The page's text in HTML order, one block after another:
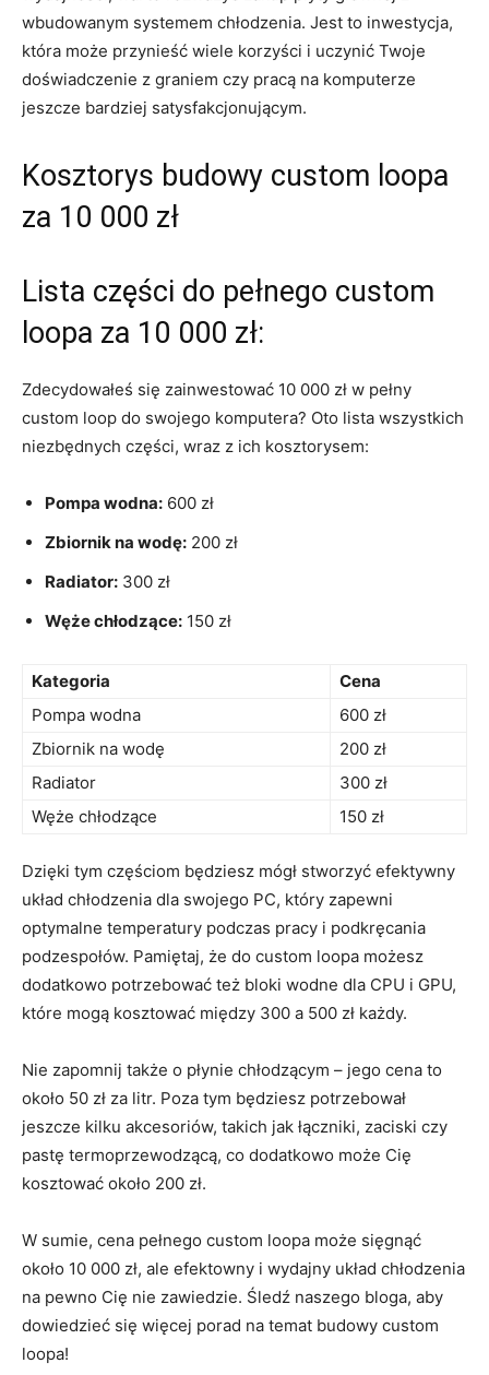
⁣wbudowanym systemem chłodzenia. Jest to inwestycja,
która może przynieść wiele korzyści i ‌uczynić Twoje
doświadczenie z⁣ graniem ⁤czy pracą‍ na⁢ komputerze
jeszcze bardziej ‌satysfakcjonującym.
Kosztorys budowy custom loopa‌
za 10 000 zł
Lista ⁢części⁣ do pełnego custom
loopa za 10 000 zł:
Zdecydowałeś⁢ się ‍zainwestować 10 000 zł w pełny
custom loop do swojego komputera? Oto lista wszystkich
niezbędnych części, wraz z ich kosztorysem:
Pompa wodna: ⁣600 zł
Zbiornik na wodę: 200 zł
Radiator: 300⁣ zł
Węże chłodzące: 150 zł
Kategoria
Cena
Pompa wodna
600 zł
Zbiornik na ​wodę
200 zł
Radiator
300 ‍zł
Węże chłodzące
150 zł
Dzięki tym częściom będziesz mógł stworzyć efektywny
układ chłodzenia dla‍ swojego‍ PC, który zapewni ​
optymalne ⁤temperatury podczas pracy‍ i ⁢podkręcania
podzespołów. Pamiętaj, że‌ do custom⁢ loopa możesz
dodatkowo ⁢potrzebować też bloki wodne dla CPU i GPU,
które ⁣mogą kosztować​ między⁤ 300 a 500 zł każdy.
Nie zapomnij także o płynie chłodzącym – jego cena to
około 50‍ zł za litr. Poza tym będziesz potrzebował
jeszcze kilku akcesoriów,‍ takich jak łączniki, zaciski czy
pastę termoprzewodzącą, co dodatkowo może Cię
‌kosztować​ około 200 zł.
W ⁤sumie, cena ‍pełnego custom ‍loopa może sięgnąć
około ⁢10 000 zł, ale efektowny ​i wydajny układ chłodzenia⁣
na ⁣pewno ​Cię‌ nie zawiedzie. Śledź​ naszego ​bloga,‌ aby
dowiedzieć się ​więcej‍ porad na temat ​budowy custom
loopa!